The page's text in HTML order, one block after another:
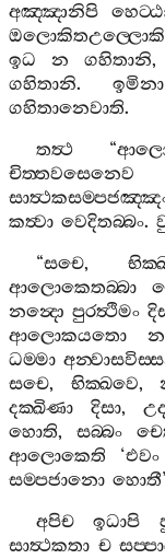
අඤ‍්ඤානිපි
ඉධ
න ගහිතානි,
ගහිතානි. ඉමිනා
ගහිතානෙවාති.
තත්‍ථ“
චිත‍්තවසෙනෙව
කත්‍වා වෙදිතබ‍්බං.
“සචෙ,
ආලොකෙතබ‍්බා
නන්‍දො පුරත්‍ථිමං
ආලොකයතො
ධම‍්මා
සචෙ, භික‍්ඛවෙ,
දක‍්ඛිණා
දිසා,
හොති,සබ‍්බං
ආලොකෙති ‘එවං
සම‍්පජානො හොතී
අපිච
ඉධාපි
සාත්‍ථකතා ච